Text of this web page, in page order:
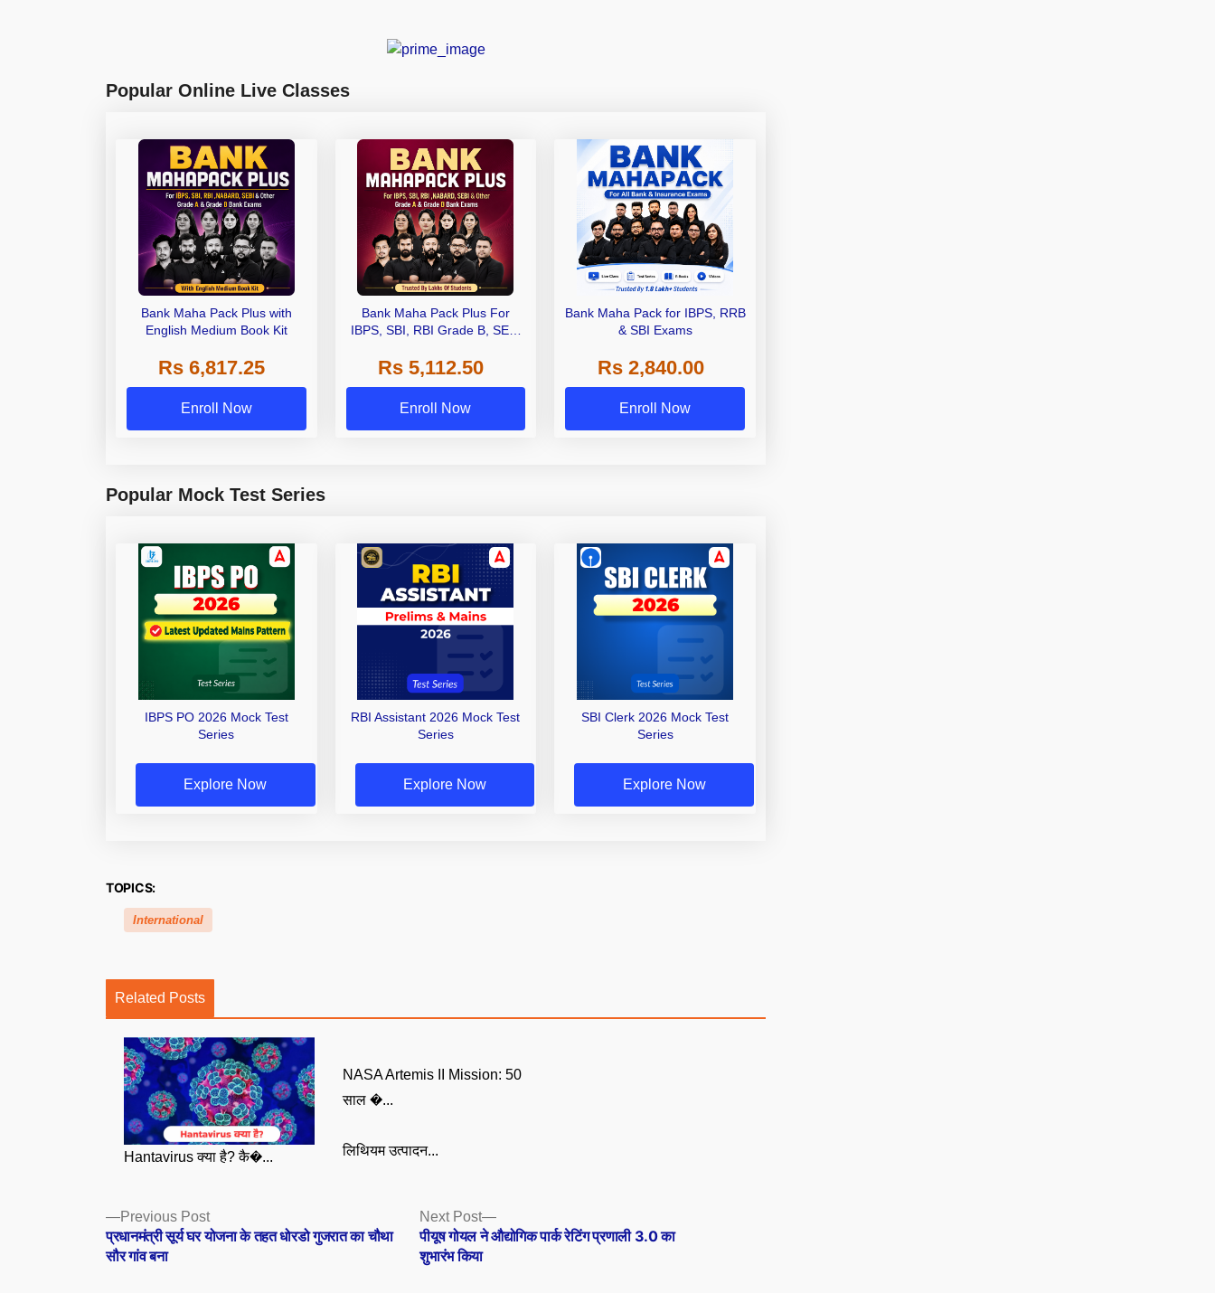
Popular Online Live Classes
Bank Maha Pack Plus with
English Medium Book Kit
Rs 6,817.25
Enroll Now
Bank Maha Pack Plus For
IBPS, SBI, RBI Grade B, SEBI
Other Grade A & Grade B Bank
Exams
Rs 5,112.50
Enroll Now
Bank Maha Pack for IBPS, RRB
& SBI Exams
Rs 2,840.00
Enroll Now
Popular Mock Test Series
IBPS PO 2026 Mock Test
Series
Explore Now
RBI Assistant 2026 Mock Test
Series
Explore Now
SBI Clerk 2026 Mock Test
Series
Explore Now
TOPICS:
International
Related Posts
Hantavirus क्या है? कै�...
NASA Artemis II Mission: 50
साल �...
लिथियम उत्पादन...
Posts
navigation
Previous PostPrevious
post:
प्रधानमंत्री सूर्य घर योजना के तहत धोरडो गुजरात का चौथा
सौर गांव बना
Next Post
Next
post:
पीयूष गोयल ने औद्योगिक पार्क रेटिंग प्रणाली 3.0 का
शुभारंभ किया